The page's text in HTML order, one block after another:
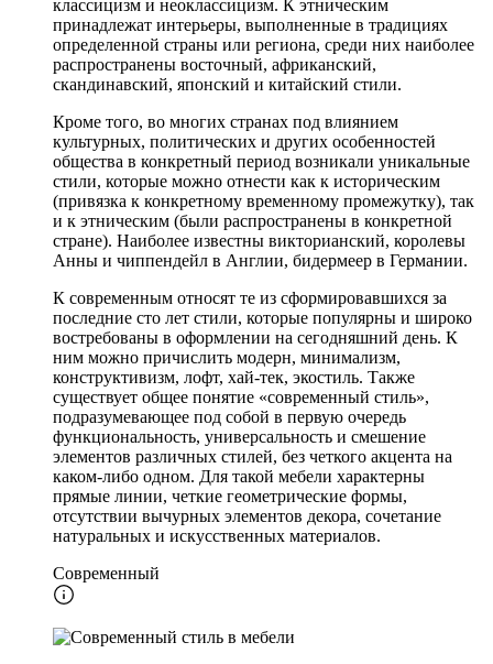
классицизм и неоклассицизм. К этническим
принадлежат интерьеры, выполненные в традициях
определенной страны или региона, среди них наиболее
распространены восточный, африканский,
скандинавский, японский и китайский стили.
Кроме того, во многих странах под влиянием
культурных, политических и других особенностей
общества в конкретный период возникали уникальные
стили, которые можно отнести как к историческим
(привязка к конкретному временному промежутку), так
и к этническим (были распространены в конкретной
стране). Наиболее известны викторианский, королевы
Анны и чиппендейл в Англии, бидермеер в Германии.
К современным относят те из сформировавшихся за
последние сто лет стили, которые популярны и широко
востребованы в оформлении на сегодняшний день. К
ним можно причислить модерн, минимализм,
конструктивизм, лофт, хай-тек, экостиль. Также
существует общее понятие «современный стиль»,
подразумевающее под собой в первую очередь
функциональность, универсальность и смешение
элементов различных стилей, без четкого акцента на
каком-либо одном. Для такой мебели характерны
прямые линии, четкие геометрические формы,
отсутствии вычурных элементов декора, сочетание
натуральных и искусственных материалов.
Современный